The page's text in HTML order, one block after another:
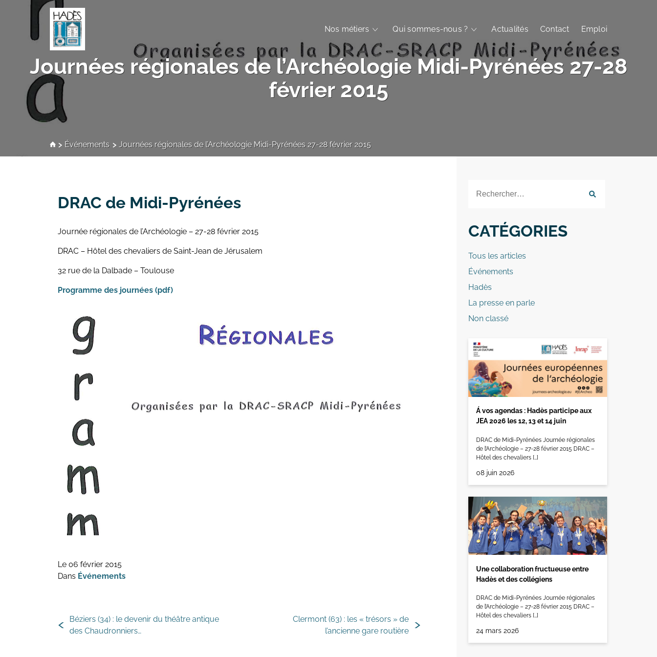
Nos métiers Qui sommes-nous ? Actualités Contact Emploi
Journées régionales de l’Archéologie Midi-Pyrénées 27-28
février 2015
Événements Journées régionales de l’Archéologie Midi-Pyrénées 27-28 février 2015
DRAC de Midi-Pyrénées
Journée régionales de l’Archéologie – 27-28 février 2015
DRAC – Hôtel des chevaliers de Saint-Jean de Jérusalem
32 rue de la Dalbade – Toulouse
Programme des journées (pdf)
Le 06 février 2015
Dans Événements
Béziers (34) : le devenir du théâtre antique
des Chaudronniers…
Clermont (63) : les « trésors » de
l’ancienne gare routière
CATÉGORIES
Tous les articles
Événements
Hadès
La presse en parle
Non classé
Á vos agendas : Hadès participe aux
JEA 2026 les 12, 13 et 14 juin
DRAC de Midi-Pyrénées Journée régionales
de l’Archéologie – 27-28 février 2015 DRAC –
Hôtel des chevaliers […]
08 juin 2026
Une collaboration fructueuse entre
Hadès et des collégiens
DRAC de Midi-Pyrénées Journée régionales
de l’Archéologie – 27-28 février 2015 DRAC –
Hôtel des chevaliers […]
24 mars 2026